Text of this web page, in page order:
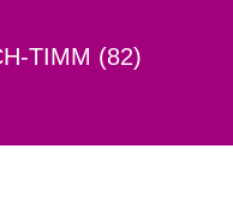
TIMM (82)